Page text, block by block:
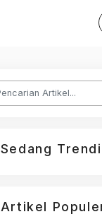
Sedang
Artikel